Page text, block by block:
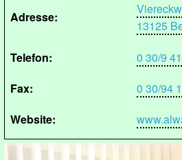
Adresse:
13125
Telefon:
0 30/9
Fax:
0 30/94
Website: